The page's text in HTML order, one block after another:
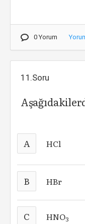
0 Yorum
11.Soru
A HCl
B HBr
C HNO3